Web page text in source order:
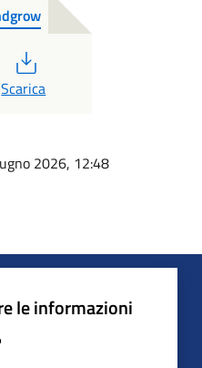
Scarica
2026, 12:48
le informazioni